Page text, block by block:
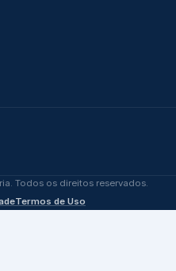
Todos os direitos reservados.
Termos de Uso